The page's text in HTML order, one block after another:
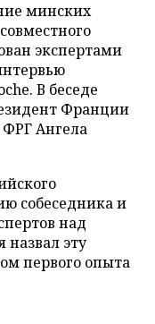
минских
экспертами
В беседе
Франции
Ангела
собеседника и
над
назвал эту
первого опыта